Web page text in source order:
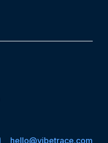
hello@vibetrace.com